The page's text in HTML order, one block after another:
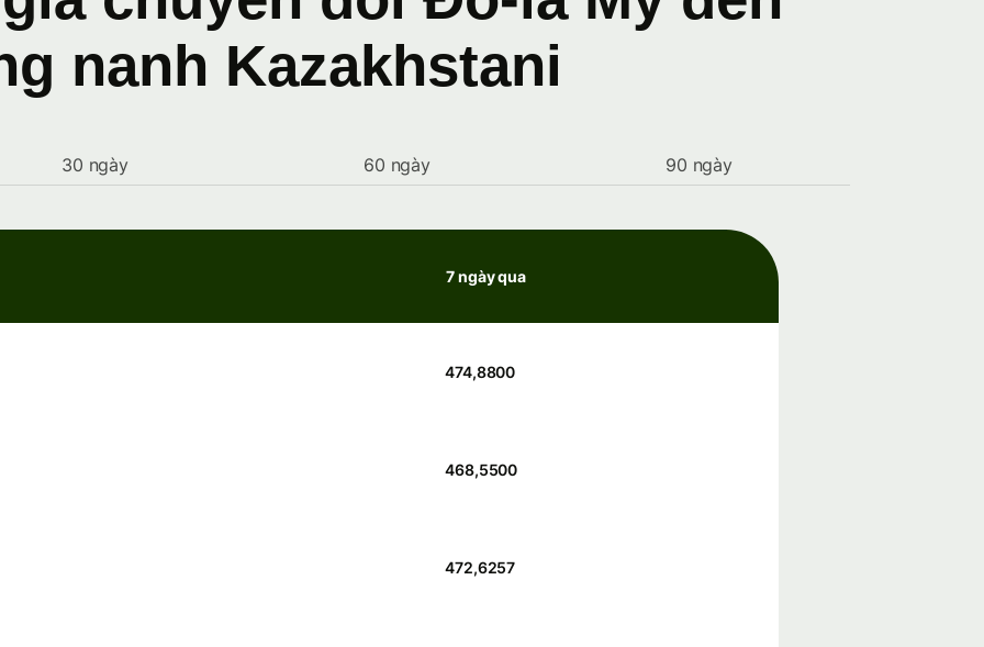
nanh Kazakhstani
30 ngày 60 ngày 90 ngày
7 ngày qua
474,8800
468,5500
472,6257